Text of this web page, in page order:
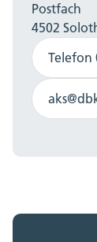
Postfach
4502
Telefon